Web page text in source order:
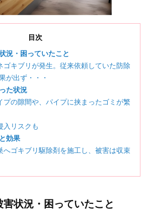
目次
況・困っていたこと
ゴキブリが発生。従来依頼していた防除
が出ず・・・
た状況
プの隙間や、パイプに挟まったゴミが繁
入リスクも
効果
へゴキブリ駆除剤を施工し、被害は収束
状況・困っていたこと